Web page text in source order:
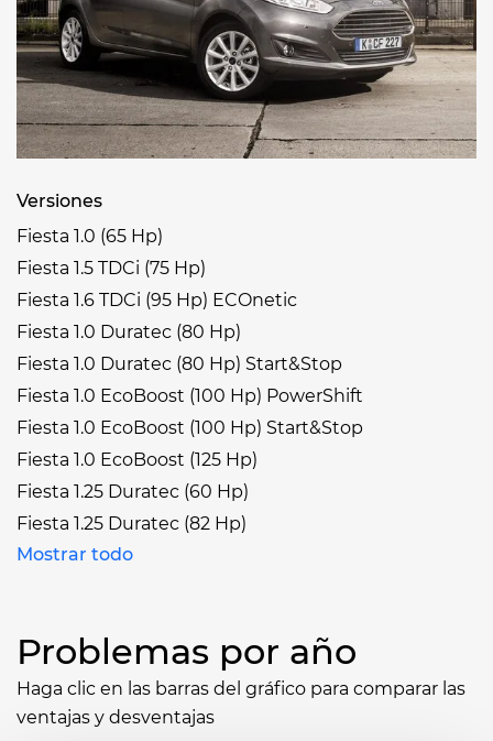
Versiones
Fiesta 1.0 (65 Hp)
Fiesta 1.5 TDCi (75 Hp)
Fiesta 1.6 TDCi (95 Hp) ECOnetic
Fiesta 1.0 Duratec (80 Hp)
Fiesta 1.0 Duratec (80 Hp) Start&Stop
Fiesta 1.0 EcoBoost (100 Hp) PowerShift
Fiesta 1.0 EcoBoost (100 Hp) Start&Stop
Fiesta 1.0 EcoBoost (125 Hp)
Fiesta 1.25 Duratec (60 Hp)
Fiesta 1.25 Duratec (82 Hp)
Mostrar todo
Problemas por año
Haga clic en las barras del gráfico para comparar las
ventajas y desventajas